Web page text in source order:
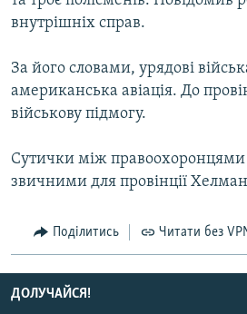
ПОДКАСТИ
КРИМ РЕАЛІЇ
РУС
КТАТ
внутрішніх справ.
За його словами, урядові
американська авіація. До
військову підмогу.
Сутички між
звичними для провінції
Поділитись Читати без
ДОЛУЧАЙСЯ!